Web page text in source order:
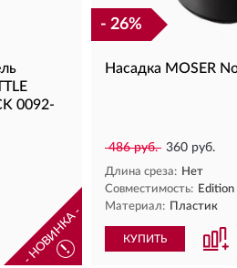
0092-
- НОВИНКА -
!
- 26%
Насадка MOSER
486 руб. 360 руб.
Длина среза: Нет
Совместимость:
Материал: Пластик
КУПИТЬ